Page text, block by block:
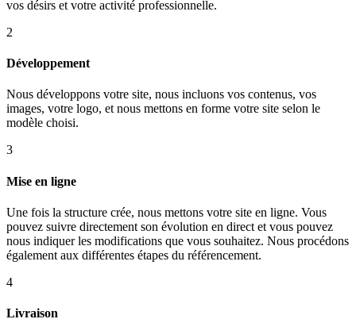
vos désirs et votre activité professionnelle.
2
Développement
Nous développons votre site, nous incluons vos contenus, vos
images, votre logo, et nous mettons en forme votre site selon le
modèle choisi.
3
Mise en ligne
Une fois la structure crée, nous mettons votre site en ligne. Vous
pouvez suivre directement son évolution en direct et vous pouvez
nous indiquer les modifications que vous souhaitez. Nous procédons
également aux différentes étapes du référencement.
4
Livraison